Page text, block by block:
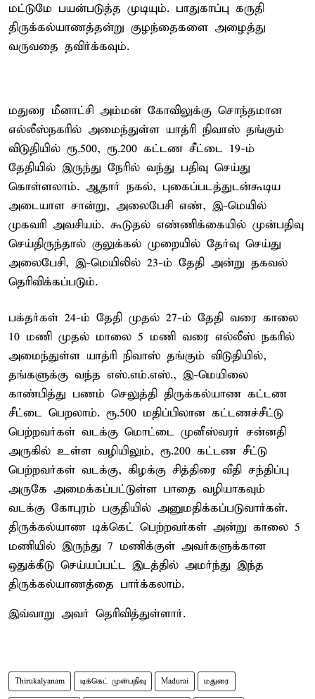
மட்டுமே பயன்படுத்த முடியும். பாதுகாப்பு கருதி
திருக்கல்யாணத்தன்று குழந்தைகளை அழைத்து
வருவதை தவிர்க்கவும்.
மதுரை மீனாட்சி அம்மன் கோவிலுக்கு சொந்தமான
எல்லீஸ்நகரில் அமைந்துள்ள யாத்ரி நிவாஸ் தங்கும்
விடுதியில் ரூ.500, ரூ.200 கட்டண சீட்டை 19-ம்
தேதியில் இருந்து நேரில் வந்து பதிவு செய்து
கொள்ளலாம். ஆதார் நகல், புகைப்படத்துடன்கூடிய
அடையாள சான்று, அலைபேசி எண், இ-மெயில்
முகவரி அவசியம். கூடுதல் எண்ணிக்கையில் முன்பதிவு
செய்திருந்தால் குலுக்கல் முறையில் தேர்வு செய்து
அலைபேசி, இ-மெயிலில் 23-ம் தேதி அன்று தகவல்
தெரிவிக்கப்படும்.
பக்தர்கள் 24-ம் தேதி முதல் 27-ம் தேதி வரை காலை
10 மணி முதல் மாலை 5 மணி வரை எல்லீஸ் நகரில்
அமைந்துள்ள யாத்ரி நிவாஸ் தங்கும் விடுதியில்,
தங்களுக்கு வந்த எஸ்.எம்.எஸ்., இ-மெயிலை
காண்பித்து பணம் செலுத்தி திருக்கல்யாண கட்டண
சீட்டை பெறலாம். ரூ.500 மதிப்பிலான கட்டணச்சீட்டு
பெற்றவர்கள் வடக்கு மொட்டை முனீஸ்வரர் சன்னதி
அருகில் உள்ள வழியிலும், ரூ.200 கட்டண சீட்டு
பெற்றவர்கள் வடக்கு, கிழக்கு சித்திரை வீதி சந்திப்பு
அருகே அமைக்கப்பட்டுள்ள பாதை வழியாகவும்
வடக்கு கோபுரம் பகுதியில் அனுமதிக்கப்படுவார்கள்.
திருக்கல்யாண டிக்கெட் பெற்றவர்கள் அன்று காலை 5
மணியில் இருந்து 7 மணிக்குள் அவர்களுக்கான
ஒதுக்கீடு செய்யப்பட்ட இடத்தில் அமர்ந்து இந்த
திருக்கல்யாணத்தை பார்க்கலாம்.
இவ்வாறு அவர் தெரிவித்துள்ளார்.
Thirukalyanam டிக்கெட் முன்பதிவு Madurai மதுரை